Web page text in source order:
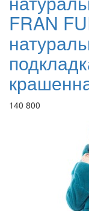
FRAN
140 800